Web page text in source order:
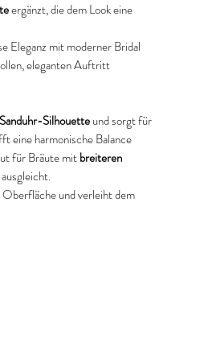
ergänzt, die dem Look eine
Eleganz mit moderner Bridal
eleganten Auftritt
Sanduhr-Silhouetteund sorgt für
eine harmonische Balance
für Bräute mitbreiteren
und verleiht dem